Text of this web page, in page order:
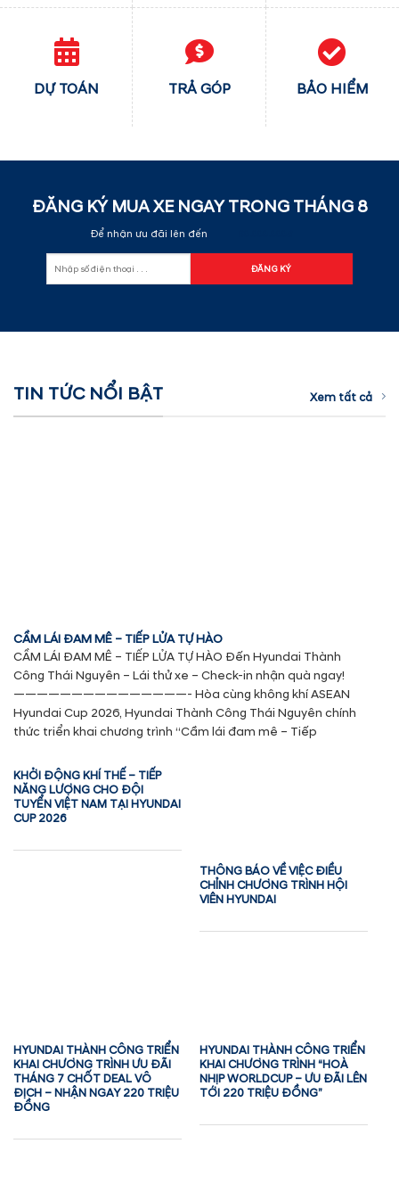
DỰ TOÁN TRẢ GÓP BẢO HIỂM
ĐĂNG KÝ MUA XE NGAY TRONG THÁNG 8
Để nhận ưu đãi lên đến
TIN TỨC NỔI BẬT Xem tất cả
CẦM LÁI ĐAM MÊ – TIẾP LỬA TỰ HÀO
CẦM LÁI ĐAM MÊ – TIẾP LỬA TỰ HÀO Đến Hyundai Thành
Công Thái Nguyên – Lái thử xe – Check-in nhận quà ngay!
———————————————- Hòa cùng không khí ASEAN
Hyundai Cup 2026, Hyundai Thành Công Thái Nguyên chính
thức triển khai chương trình “Cầm lái đam mê – Tiếp
KHỞI ĐỘNG KHÍ THẾ – TIẾP
NĂNG LƯỢNG CHO ĐỘI
TUYỂN VIỆT NAM TẠI HYUNDAI
CUP 2026
THÔNG BÁO VỀ VIỆC ĐIỀU
CHỈNH CHƯƠNG TRÌNH HỘI
VIÊN HYUNDAI
HYUNDAI THÀNH CÔNG TRIỂN
KHAI CHƯƠNG TRÌNH ƯU ĐÃI
THÁNG 7 CHỐT DEAL VÔ
ĐỊCH – NHẬN NGAY 220 TRIỆU
ĐỒNG
HYUNDAI THÀNH CÔNG TRIỂN
KHAI CHƯƠNG TRÌNH “HOÀ
NHỊP WORLDCUP – ƯU ĐÃI LÊN
TỚI 220 TRIỆU ĐỒNG”